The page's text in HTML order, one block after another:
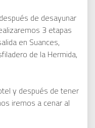
de desayunar
3 etapas
en Suances,
de la Hermida,
y después de tener
iremos a cenar al